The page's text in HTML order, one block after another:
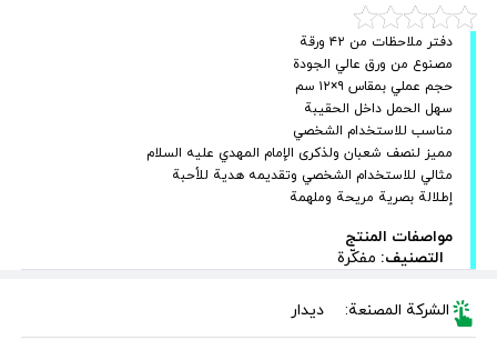
دفتر ملاحظات من ٤٢ ورقة
مصنوع من ورق عالي الجودة
حجم عملي بمقاس ٩×١٢ سم
سهل الحمل داخل الحقيبة
مناسب للاستخدام الشخصي
مميز لنصف شعبان ولذكرى الإمام المهدي عليه السلام
مثالي للاستخدام الشخصي وتقديمه هدية للأحبة
إطلالة بصرية مريحة وملهمة
مواصفات المنتج
التصنيف: مفكّرة
الشركة المصنعة: دیدار